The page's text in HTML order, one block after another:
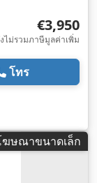
€3,950
ไม่รวมภาษีมูลค่าเพิ่ม
โทร
ฆษณาขนาดเล็ก